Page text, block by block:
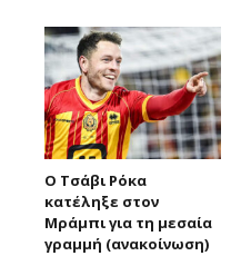
Ο Τσάβι Ρόκα
κατέληξε στον
Μράμπι για τη μεσαία
γραμμή (ανακοίνωση)